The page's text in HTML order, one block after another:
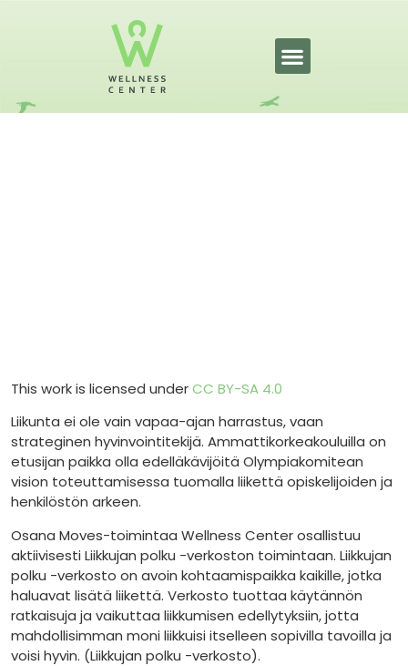
This work is licensed underCC BY-SA 4.0
Liikunta ei ole vain vapaa-ajan harrastus, vaan
strateginen hyvinvointitekijä. Ammattikorkeakouluilla on
etusijan paikka olla edelläkävijöitä Olympiakomitean
vision toteuttamisessa tuomalla liikettä opiskelijoiden ja
henkilöstön arkeen.
Osana Moves-toimintaa Wellness Center osallistuu
aktiivisesti Liikkujan polku -verkoston toimintaan. Liikkujan
polku -verkosto on avoin kohtaamispaikka kaikille, jotka
haluavat lisätä liikettä. Verkosto tuottaa käytännön
ratkaisuja ja vaikuttaa liikkumisen edellytyksiin, jotta
mahdollisimman moni liikkuisi itselleen sopivilla tavoilla ja
voisi hyvin. (Liikkujan polku -verkosto).